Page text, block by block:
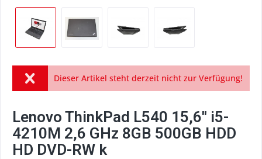
Dieser Artikel steht derzeit nicht zur Verfügung!
Lenovo ThinkPad L540 15,6'' i5-
4210M 2,6 GHz 8GB 500GB HDD
HD DVD-RW k